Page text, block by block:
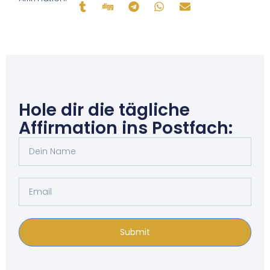
Hole dir die tägliche
Affirmation ins Postfach:
Submit